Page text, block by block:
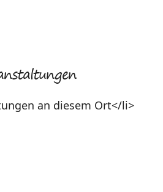
an diesem Ort</li>